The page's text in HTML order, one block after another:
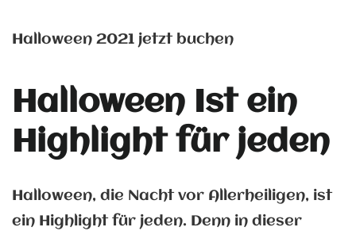
Halloween 2021 jetzt buchen
Halloween Ist ein
Highlight für jeden
Halloween, die Nacht vor Allerheiligen, ist
ein Highlight für jeden. Denn in dieser